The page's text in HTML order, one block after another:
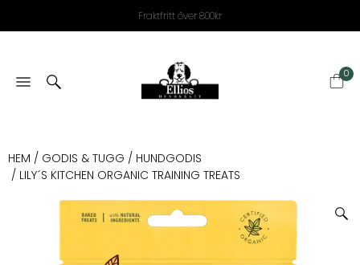
Fraktfritt över 800kr
0
HEM / GODIS & TUGG / HUNDGODIS
/ LILY´S KITCHEN ORGANIC TRAINING TREATS